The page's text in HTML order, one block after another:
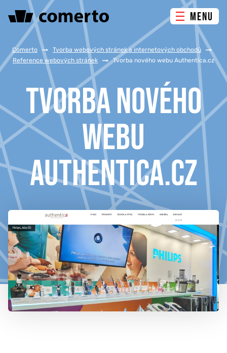
MENU
ONLINE MARKETING
TVORBA WEBU
PORADENSTVÍ & ŠKOLENÍ
REFERENCE
O NÁS
KONTAKTY
777 353 464
Comerto / Tvorba webových stránek a internetových obchodů
/
Reference webových stránek
/ Tvorba nového webu Authentica.cz
TVORBA NOVÉHO
WEBU
AUTHENTICA.CZ